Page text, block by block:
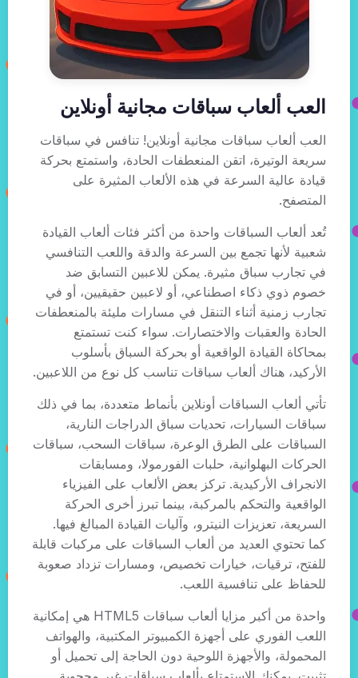
العب ألعاب سباقات مجانية أونلاين
العب ألعاب سباقات مجانية أونلاين! تنافس في سباقات
سريعة الوتيرة، اتقن المنعطفات الحادة، واستمتع بحركة
قيادة عالية السرعة في هذه الألعاب المثيرة على
المتصفح.
تُعد ألعاب السباقات واحدة من أكثر فئات ألعاب القيادة
شعبية لأنها تجمع بين السرعة والدقة واللعب التنافسي
في تجارب سباق مثيرة. يمكن للاعبين التسابق ضد
خصوم ذوي ذكاء اصطناعي، أو لاعبين حقيقيين، أو في
تجارب زمنية أثناء التنقل في مسارات مليئة بالمنعطفات
الحادة والعقبات والاختصارات. سواء كنت تستمتع
بمحاكاة القيادة الواقعية أو بحركة السباق بأسلوب
الأركيد، هناك ألعاب سباقات تناسب كل نوع من اللاعبين.
تأتي ألعاب السباقات أونلاين بأنماط متعددة، بما في ذلك
سباقات السيارات، تحديات سباق الدراجات النارية،
السباقات على الطرق الوعرة، سباقات السحب، سباقات
الحركات البهلوانية، حلبات الفورمولا، ومسابقات
الانجراف الأركيدية. تركز بعض الألعاب على الفيزياء
الواقعية والتحكم بالمركبة، بينما تبرز أخرى الحركة
السريعة، تعزيزات النيترو، وآليات القيادة المبالغ فيها.
كما تحتوي العديد من ألعاب السباقات على مركبات قابلة
للفتح، ترقيات، خيارات تخصيص، ومسارات تزداد صعوبة
للحفاظ على تنافسية اللعب.
واحدة من أكبر مزايا ألعاب سباقات HTML5 هي إمكانية
اللعب الفوري على أجهزة الكمبيوتر المكتبية، والهواتف
المحمولة، والأجهزة اللوحية دون الحاجة إلى تحميل أو